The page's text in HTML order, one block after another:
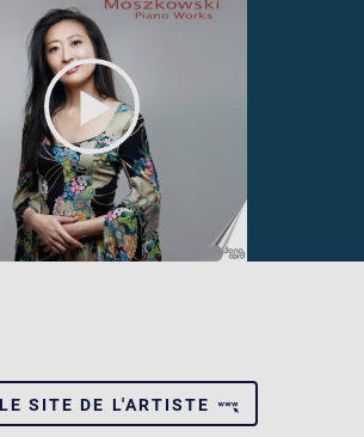
SITE DE L'ARTISTE